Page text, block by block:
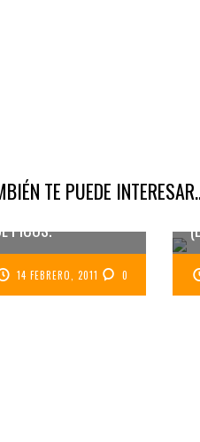
TE PUEDE
PICOS.
14 FEBRERO, 2011 0